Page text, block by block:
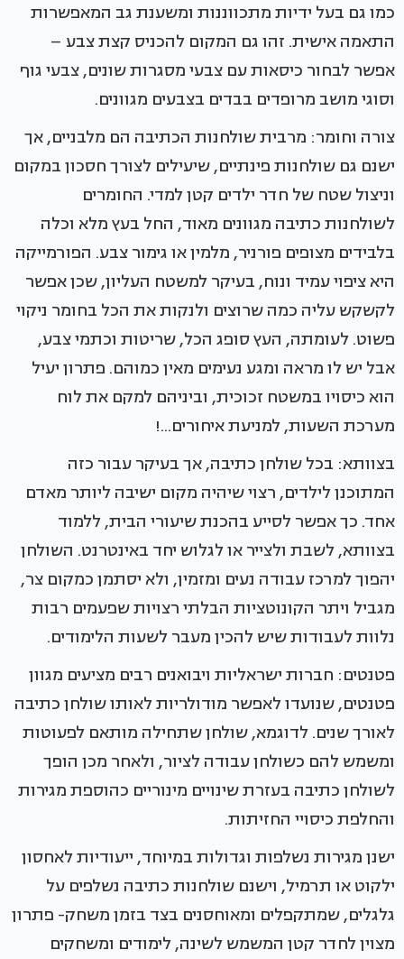
כמו גם בעל ידיות מתכווננות ומשענת גב המאפשרות
התאמה אישית. זהו גם המקום להכניס קצת צבע –
אפשר לבחור כיסאות עם צבעי מסגרות שונים, צבעי גוף
וסוגי מושב מרופדים בבדים בצבעים מגוונים.
צורה וחומר: מרבית שולחנות הכתיבה הם מלבניים, אך
ישנם גם שולחנות פינתיים, שיעילים לצורך חסכון במקום
וניצול שטח של חדר ילדים קטן למדי. החומרים
לשולחנות כתיבה מגוונים מאוד, החל בעץ מלא וכלה
בלבידים מצופים פורניר, מלמין או גימור צבע. הפורמייקה
היא ציפוי עמיד ונוח, בעיקר למשטח העליון, שכן אפשר
לקשקש עליה כמה שרוצים ולנקות את הכל בחומר ניקוי
פשוט. לעומתה, העץ סופג הכל, שריטות וכתמי צבע,
אבל יש לו מראה ומגע נעימים מאין כמוהם. פתרון יעיל
הוא כיסויו במשטח זכוכית, וביניהם למקם את לוח
מערכת השעות, למניעת איחורים...!
בצוותא: בכל שולחן כתיבה, אך בעיקר עבור כזה
המתוכנן לילדים, רצוי שיהיה מקום ישיבה ליותר מאדם
אחד. כך אפשר לסייע בהכנת שיעורי הבית, ללמוד
בצוותא, לשבת ולצייר או לגלוש יחד באינטרנט. השולחן
יהפוך למרכז עבודה נעים ומזמין, ולא יסתמן כמקום צר,
מגביל ויתר הקונוטציות הבלתי רצויות שפעמים רבות
נלוות לעבודות שיש להכין מעבר לשעות הלימודים.
פטנטים: חברות ישראליות ויבואנים רבים מציעים מגוון
פטנטים, שנועדו לאפשר מודולריות לאותו שולחן כתיבה
לאורך שנים. לדוגמא, שולחן שתחילה מותאם לפעוטות
ומשמש להם כשולחן עבודה לציור, ולאחר מכן הופך
לשולחן כתיבה בעזרת שינויים מינוריים כהוספת מגירות
והחלפת כיסויי החזיתות.
ישנן מגירות נשלפות וגדולות במיוחד, ייעודיות לאחסון
ילקוט או תרמיל, וישנם שולחנות כתיבה נשלפים על
גלגלים, שמתקפלים ומאוחסנים בצד בזמן משחק- פתרון
מצוין לחדר קטן המשמש לשינה, לימודים ומשחקים